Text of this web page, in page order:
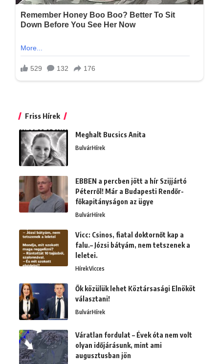
Friss Hírek
Meghalt Bucsics Anita
BulvárHírek
EBBEN a percben jött a hír Szijjártó
Péterről! Már a Budapesti Rendőr-
főkapitányságon az ügye
BulvárHírek
Vicc: Csinos, fiatal doktornőt kap a
falu.– Józsi bátyám, nem tetszenek a
leletei.
HírekVicces
Ők közülük lehet Köztársasági Elnököt
választani!
BulvárHírek
Váratlan fordulat – Évek óta nem volt
olyan időjárásunk, mint ami
augusztusban jön